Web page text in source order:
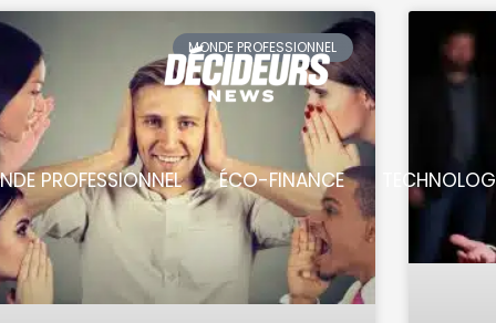
PROFESSIONNEL ÉCO-FINANCE
MONDE PROFESSIONNEL